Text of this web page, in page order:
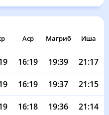
Аср Магриб Иша
16:19 19:39 21:17
16:19 19:37 21:15
16:18 19:36 21:14